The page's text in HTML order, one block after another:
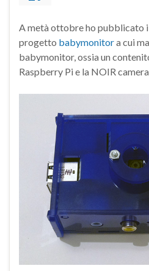
A metà ottobre ho pubblicato
progetto babymonitora cui
babymonitor, ossia un
Raspberry Pi e la NOIR camera.